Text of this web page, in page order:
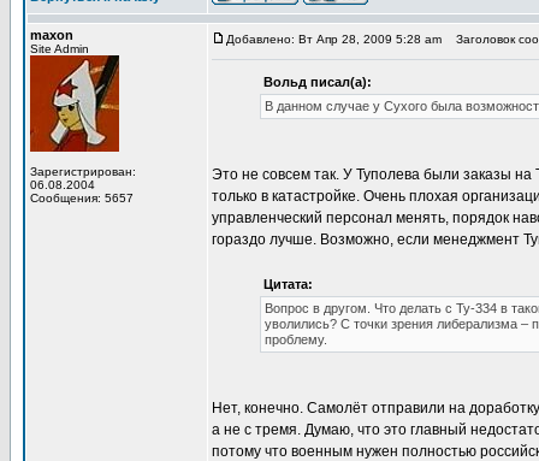
maxon
Site Admin
Зарегистрирован:
06.08.2004
Сообщения: 5657
Добавлено: Вт Апр 28, 2009 5:28 am Заголовок
Вольд писал(а):
В данном случае у Сухого была
Это не совсем так. У Туполева были заказы на
только в катастройке. Очень плохая
управленческий персонал менять, порядок
гораздо лучше. Возможно, если менеджмент
Цитата:
Вопрос в другом. Что делать с Ту-334 в
уволились? С точки зрения либерализма –
проблему.
Нет, конечно. Самолёт отправили на
а не с тремя. Думаю, что это главный
потому что военным нужен полностью